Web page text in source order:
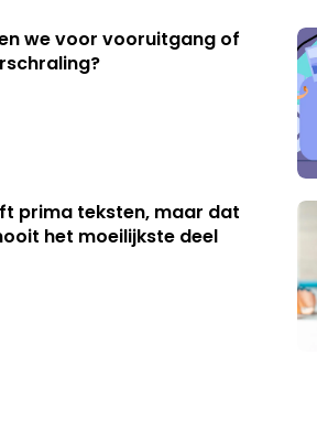
we voor vooruitgang of
prima teksten, maar dat
het moeilijkste deel